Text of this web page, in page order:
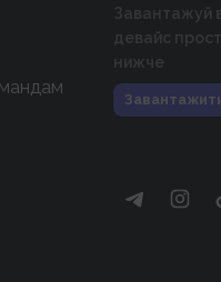
Завантажуй
девайс
нижче